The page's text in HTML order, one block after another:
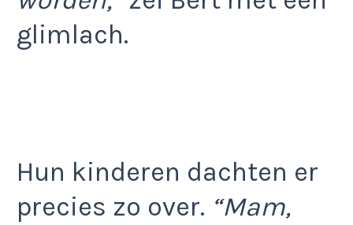
glimlach.
Hun kinderen dachten er
precies zo over. “Mam,